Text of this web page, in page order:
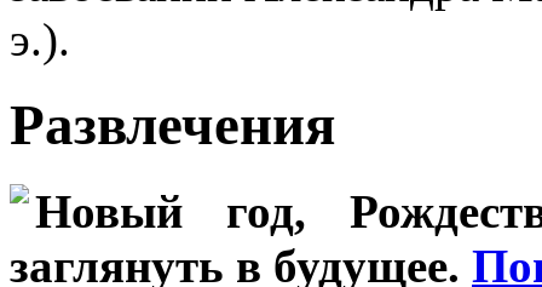
э.).
Развлечения
Новый год,
заглянуть в будущее.